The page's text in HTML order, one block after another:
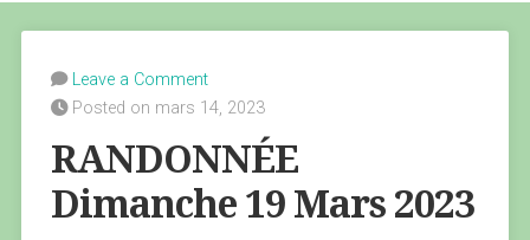
Leave a Comment
Posted on mars 14, 2023
RANDONNÉE
Dimanche 19 Mars 2023